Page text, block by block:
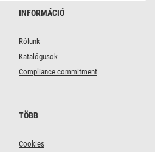
INFORMÁCIÓ
Rólunk
Katalógusok
Compliance commitment
TÖBB
Cookies